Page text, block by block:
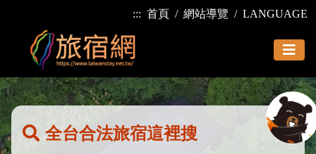
::: 首頁 網站導覽 LANGUAGE
全台合法旅宿這裡搜